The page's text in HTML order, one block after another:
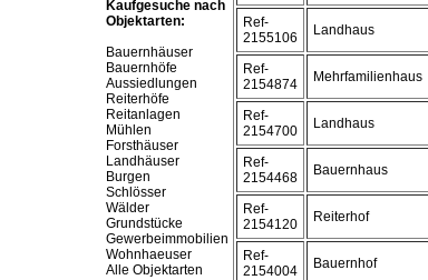
Kaufgesuche nach
Objektarten:
Bauernhäuser
Bauernhöfe
Aussiedlungen
Reiterhöfe
Reitanlagen
Mühlen
Forsthäuser
Landhäuser
Burgen
Schlösser
Wälder
Grundstücke
Gewerbeimmobilien
Wohnhaeuser
Alle Objektarten
Ref-
2155106
Landhaus
Ref-
2154874
Mehrfamilienhaus
Ref-
2154700
Landhaus
Ref-
2154468
Bauernhaus
Ref-
2154120
Reiterhof
Ref-
2154004
Bauernhof